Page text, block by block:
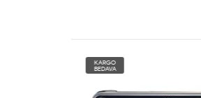
KARGO
BEDAVA